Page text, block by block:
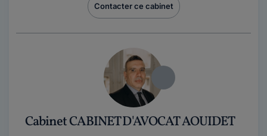
Contacter ce cabinet
Cabinet CABINET D'AVOCAT AOUIDET